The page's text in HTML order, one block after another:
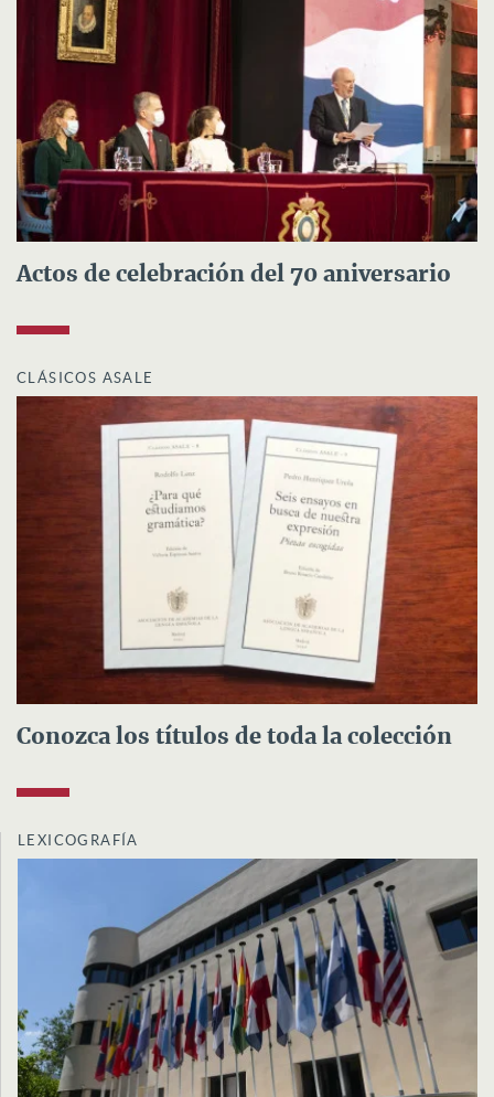
Actos de celebración del 70 aniversario
CLÁSICOS ASALE
Conozca los títulos de toda la colección
LEXICOGRAFÍA